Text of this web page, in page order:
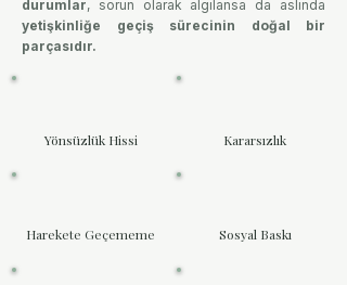
durumlar, sorun olarak algılansa da aslında
yetişkinliğe geçiş sürecinin doğal bir
parçasıdır.
Yönsüzlük Hissi Kararsızlık
Harekete Geçememe Sosyal Baskı